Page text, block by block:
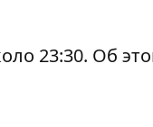
23:30. Об